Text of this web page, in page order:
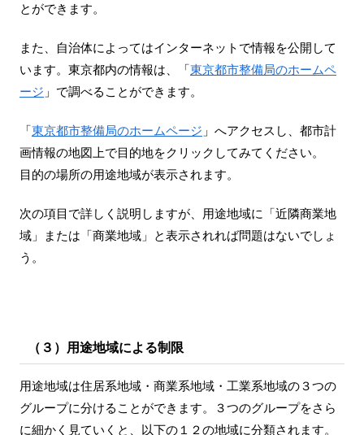
とができます。
また、自治体によってはインターネットで情報を公開して
います。東京都内の情報は、「東京都市整備局のホームペ
ージ 」で調べることができます。
「東京都市整備局のホームページ 」へアクセスし、都市計
画情報の地図上で目的地をクリックしてみてください。
目的の場所の用途地域が表示されます。
次の項目で詳しく説明しますが、用途地域に「近隣商業地
域」または「商業地域」と表示されれば問題はないでしょ
う。
（３）用途地域による制限
用途地域は住居系地域・商業系地域・工業系地域の３つの
グループに分けることができます。３つのグループをさら
に細かく見ていくと、以下の１２の地域に分類されます。